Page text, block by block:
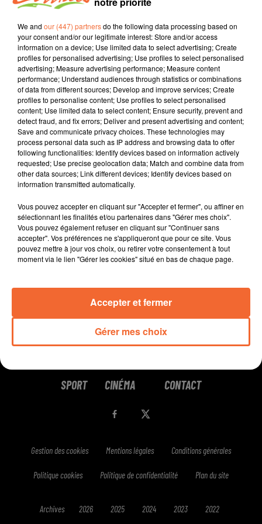
TITRES DIFFUSÉS
6h25
6h25
THE CORRS
Bring On The Night
6h22
6h22
PAUL MC CARTNEY
Home To Us Ft Ringo
Starr
6h19
6h19
DIVA FAUNE
Let Me Go
SPORT CINÉMA CONTACT
Gestion des cookies Mentions légales Conditions générales
Politique cookies Politique de confidentialité Plan du site
Archives 2026 2025 2024 2023 2022
We and our (447) partnersdo the following data processing based on
your consent and/or our legitimate interest: Store and/or access
information on a device; Use limited data to select advertising; Create
profiles for personalised advertising; Use profiles to select personalised
advertising; Measure advertising performance; Measure content
performance; Understand audiences through statistics or combinations
of data from different sources; Develop and improve services; Create
profiles to personalise content; Use profiles to select personalised
content; Use limited data to select content; Ensure security, prevent and
detect fraud, and fix errors; Deliver and present advertising and content;
Save and communicate privacy choices. These technologies may
process personal data such as IP address and browsing data to offer
following functionalities: Identify devices based on information actively
requested; Use precise geolocation data; Match and combine data from
other data sources; Link different devices; Identify devices based on
information transmitted automatically.
Vous pouvez accepter en cliquant sur "Accepter et fermer", ou affiner en
sélectionnant les finalités et/ou partenaires dans "Gérer mes choix".
Vous pouvez également refuser en cliquant sur "Continuer sans
accepter". Vos préférences ne s'appliqueront que pour ce site. Vous
pouvez mettre à jour vos choix, ou retirer votre consentement à tout
moment via le lien "Gérer les cookies" situé en bas de chaque page.
Gérer mes choix
Accepter et fermer